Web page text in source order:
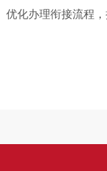
化办理衔接流程